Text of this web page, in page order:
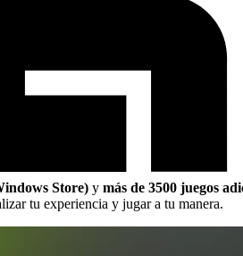
Store) y más de 3500 juegos
tu experiencia y jugar a tu manera.